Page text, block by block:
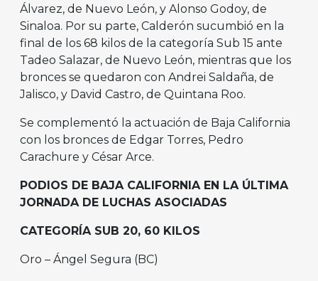
Álvarez, de Nuevo León, y Alonso Godoy, de
Sinaloa. Por su parte, Calderón sucumbió en la
final de los 68 kilos de la categoría Sub 15 ante
Tadeo Salazar, de Nuevo León, mientras que los
bronces se quedaron con Andrei Saldaña, de
Jalisco, y David Castro, de Quintana Roo.
Se complementó la actuación de Baja California
con los bronces de Edgar Torres, Pedro
Carachure y César Arce.
PODIOS DE BAJA CALIFORNIA EN LA ÚLTIMA
JORNADA DE LUCHAS ASOCIADAS
CATEGORÍA SUB 20, 60 KILOS
Oro – Ángel Segura (BC)